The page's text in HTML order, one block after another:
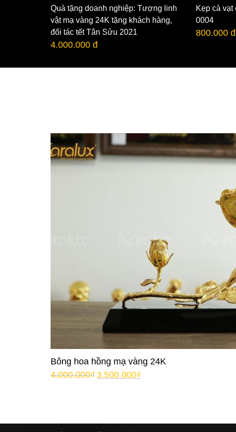
Quà tặng doanh nghiệp: Tượng linh
vật mạ vàng 24K tặng khách hàng,
đối tác tết Tân Sửu 2021
4.000.000 đ
Kẹp cà vạt
0004
800.000 đ
Bông hoa hồng mạ vàng 24K
4.000.000₫ 3.500.000₫